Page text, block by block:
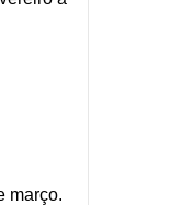
março.